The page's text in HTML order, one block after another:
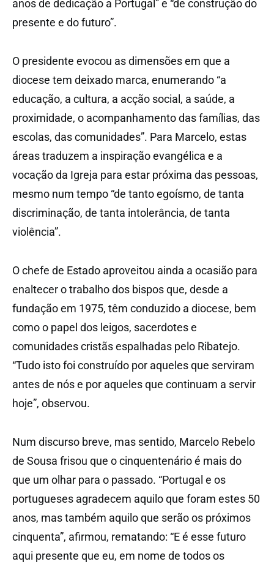
anos de dedicação a Portugal” e “de construção do
presente e do futuro”.
O presidente evocou as dimensões em que a
diocese tem deixado marca, enumerando “a
educação, a cultura, a acção social, a saúde, a
proximidade, o acompanhamento das famílias, das
escolas, das comunidades”. Para Marcelo, estas
áreas traduzem a inspiração evangélica e a
vocação da Igreja para estar próxima das pessoas,
mesmo num tempo “de tanto egoísmo, de tanta
discriminação, de tanta intolerância, de tanta
violência”.
O chefe de Estado aproveitou ainda a ocasião para
enaltecer o trabalho dos bispos que, desde a
fundação em 1975, têm conduzido a diocese, bem
como o papel dos leigos, sacerdotes e
comunidades cristãs espalhadas pelo Ribatejo.
“Tudo isto foi construído por aqueles que serviram
antes de nós e por aqueles que continuam a servir
hoje”, observou.
Num discurso breve, mas sentido, Marcelo Rebelo
de Sousa frisou que o cinquentenário é mais do
que um olhar para o passado. “Portugal e os
portugueses agradecem aquilo que foram estes 50
anos, mas também aquilo que serão os próximos
cinquenta”, afirmou, rematando: “E é esse futuro
aqui presente que eu, em nome de todos os